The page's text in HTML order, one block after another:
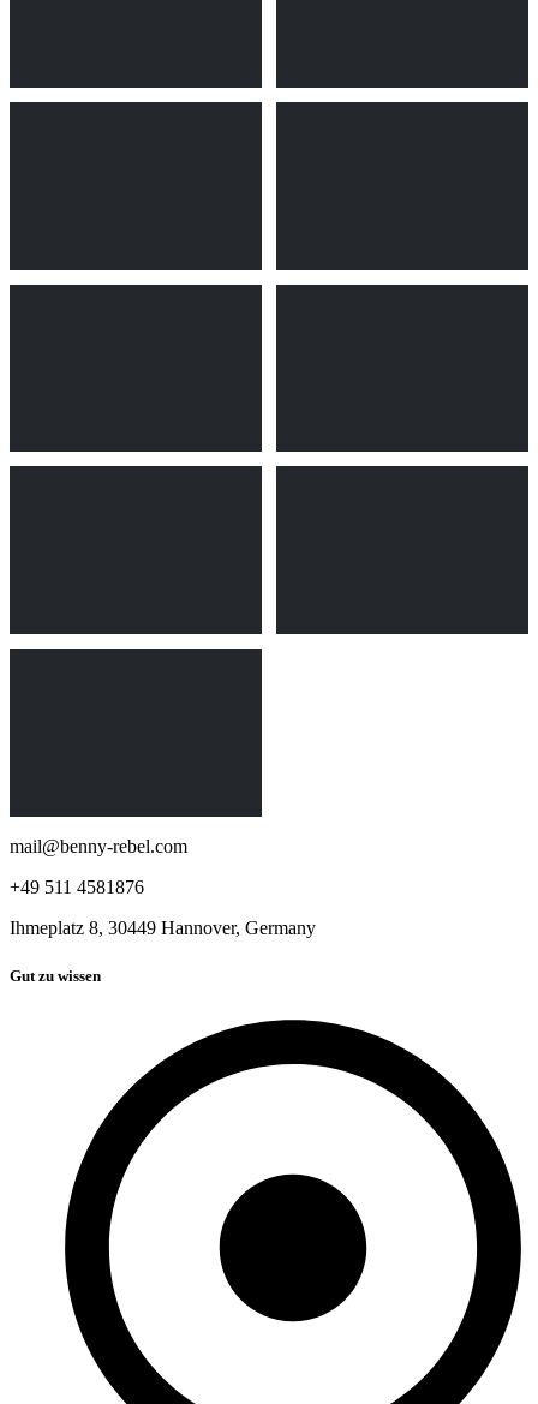
mail@benny-rebel.com
+49 511 4581876
Ihmeplatz 8, 30449 Hannover, Germany
Gut zu wissen